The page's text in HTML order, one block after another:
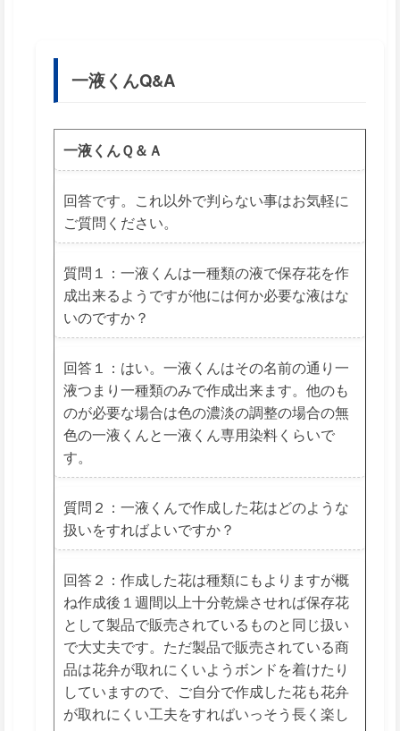
一液くんQ&A
一液くんＱ＆Ａ
回答です。これ以外で判らない事はお気軽に
ご質問ください。
質問１：一液くんは一種類の液で保存花を作
成出来るようですが他には何か必要な液はな
いのですか？
回答１：はい。一液くんはその名前の通り一
液つまり一種類のみで作成出来ます。他のも
のが必要な場合は色の濃淡の調整の場合の無
色の一液くんと一液くん専用染料くらいで
す。
質問２：一液くんで作成した花はどのような
扱いをすればよいですか？
回答２：作成した花は種類にもよりますが概
ね作成後１週間以上十分乾燥させれば保存花
として製品で販売されているものと同じ扱い
で大丈夫です。ただ製品で販売されている商
品は花弁が取れにくいようボンドを着けたり
していますので、ご自分で作成した花も花弁
が取れにくい工夫をすればいっそう長く楽し